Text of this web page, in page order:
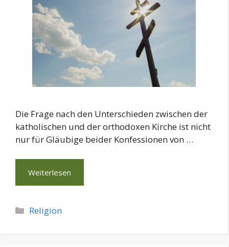
Die Frage nach den Unterschieden zwischen der
katholischen und der orthodoxen Kirche ist nicht
nur für Gläubige beider Konfessionen von …
Weiterlesen
Kategorien
Religion